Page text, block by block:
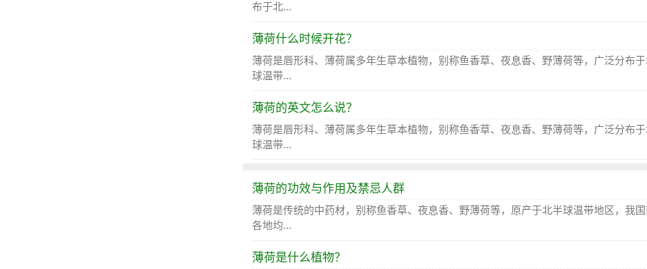
布于北...
薄荷什么时候开花？
薄荷是唇形科、薄荷属多年生草本植物，别称鱼香草、夜息香、野薄荷等，广泛分布
球温带...
薄荷的英文怎么说？
薄荷是唇形科、薄荷属多年生草本植物，别称鱼香草、夜息香、野薄荷等，广泛分布
球温带...
薄荷的功效与作用及禁忌人群
薄荷是传统的中药材，别称鱼香草、夜息香、野薄荷等，原产于北半球温带地区，我
各地均...
薄荷是什么植物？